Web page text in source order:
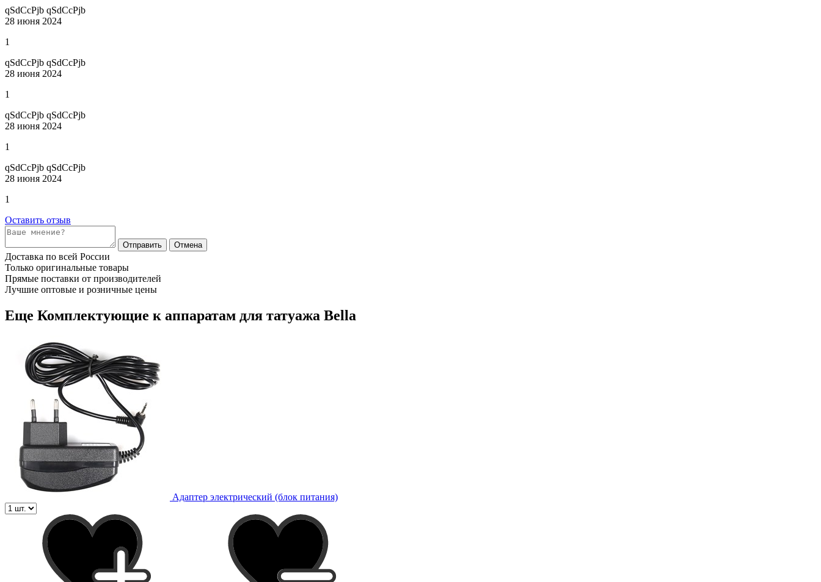
qSdCcPjb qSdCcPjb
28 июня 2024
1
qSdCcPjb qSdCcPjb
28 июня 2024
1
qSdCcPjb qSdCcPjb
28 июня 2024
1
qSdCcPjb qSdCcPjb
28 июня 2024
1
Оставить отзыв
Отправить Отмена
Доставка по всей России
Только оригинальные товары
Прямые поставки от производителей
Лучшие оптовые и розничные цены
Еще Комплектующие к аппаратам для татуажа Bella
Адаптер электрический (блок питания)